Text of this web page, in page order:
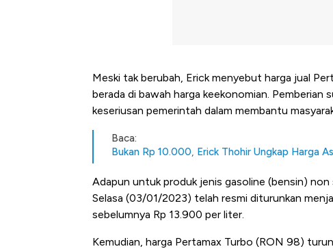
Meski tak berubah, Erick menyebut harga jual
berada di bawah harga keekonomian. Pemberian
keseriusan pemerintah dalam membantu
Baca:
Bukan Rp 10.000, Erick Thohir Ungkap Harga
Adapun untuk produk jenis gasoline (bensin)
Selasa (03/01/2023) telah resmi diturunkan
sebelumnya Rp 13.900 per liter.
Kemudian, harga Pertamax Turbo (RON 98)